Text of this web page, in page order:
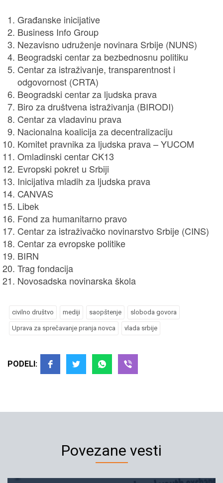
Građanske inicijative
Business Info Group
Nezavisno udruženje novinara Srbije (NUNS)
Beogradski centar za bezbednosnu politiku
Centar za istraživanje, transparentnost i
odgovornost (CRTA)
Beogradski centar za ljudska prava
Biro za društvena istraživanja (BIRODI)
Centar za vladavinu prava
Nacionalna koalicija za decentralizaciju
Komitet pravnika za ljudska prava – YUCOM
Omladinski centar CK13
Evropski pokret u Srbiji
Inicijativa mladih za ljudska prava
CANVAS
Libek
Fond za humanitarno pravo
Centar za istraživačko novinarstvo Srbije (CINS)
Centar za evropske politike
BIRN
Trag fondacija
Novosadska novinarska škola
civilno društvo mediji saopštenje sloboda govora
Uprava za sprečavanje pranja novca vlada srbije
PODELI:
Povezane vesti